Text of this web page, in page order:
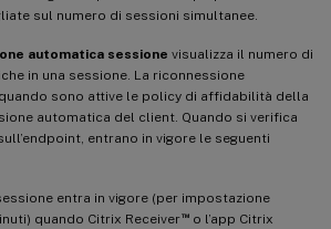
sul numero di sessioni simultanee.
automatica sessione visualizza il numero di
in una sessione. La riconnessione
sono attive le policy di affidabilità della
automatica del client. Quando si verifica
entrano in vigore le seguenti
entra in vigore (per impostazione
quando Citrix Receiver™o l’app Citrix